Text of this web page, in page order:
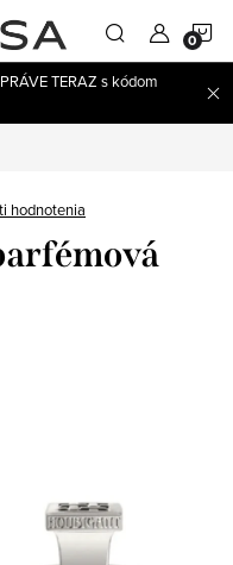
TERAZ s kódom
hodnotenia